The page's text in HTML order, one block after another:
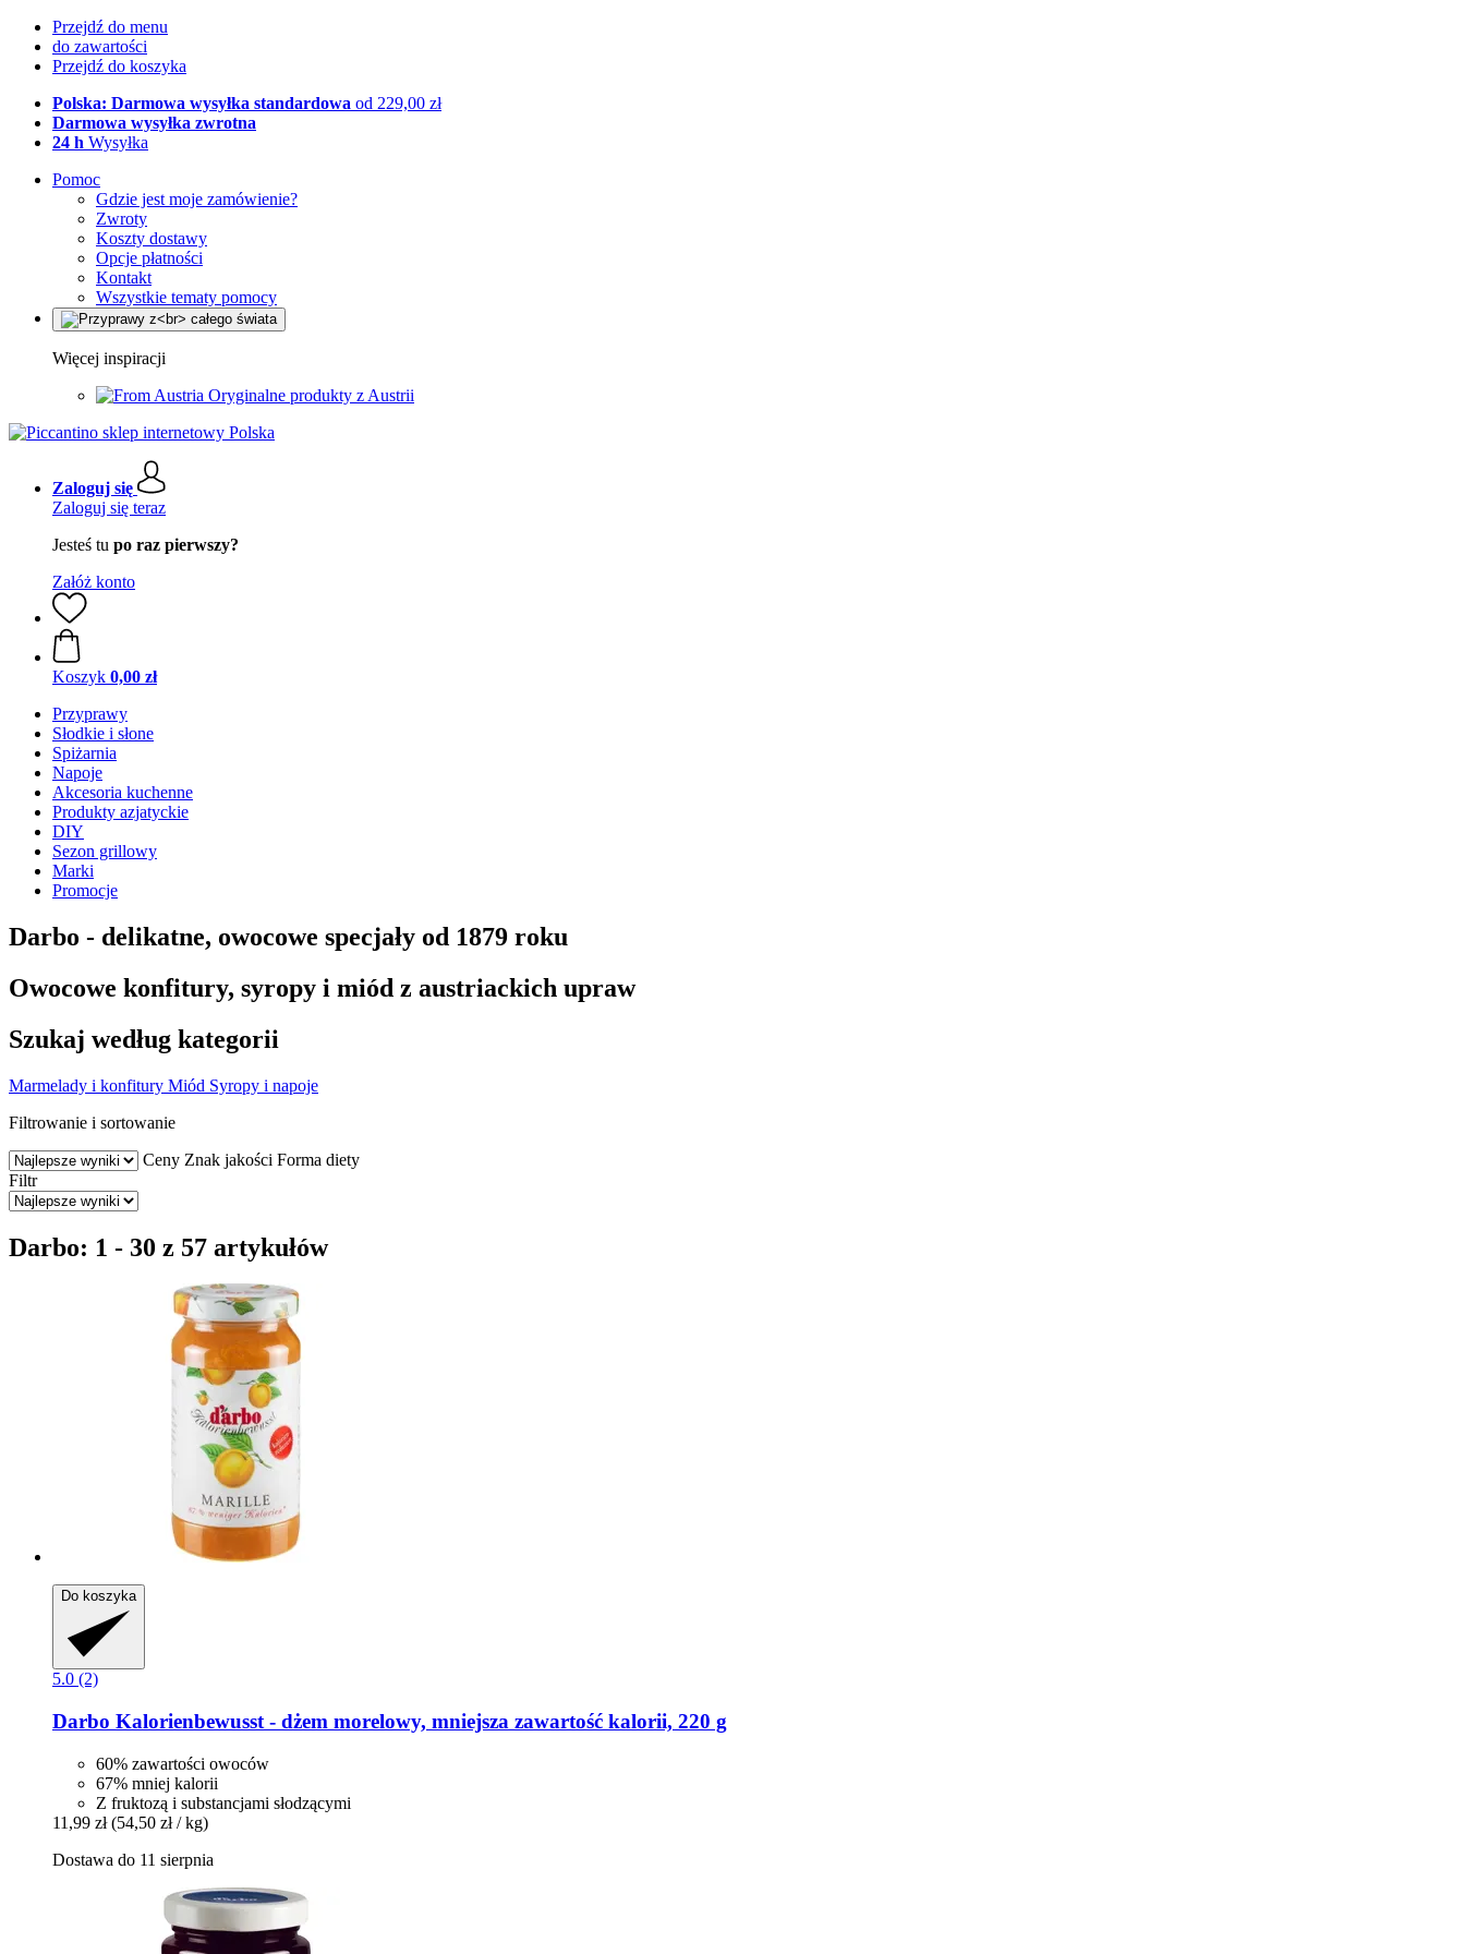
Przejdź do menu
do zawartości
Przejdź do koszyka
Polska: Darmowa wysyłka standardowa od 229,00 zł
Darmowa wysyłka zwrotna
24 h Wysyłka
Pomoc
Gdzie jest moje zamówienie?
Zwroty
Koszty dostawy
Opcje płatności
Kontakt
Wszystkie tematy pomocy
Więcej inspiracji
Oryginalne produkty z Austrii
Zaloguj się
Zaloguj się teraz
Jesteś tu po raz pierwszy?
Załóż konto
Koszyk 0,00 zł
Przyprawy
Słodkie i słone
Spiżarnia
Napoje
Akcesoria kuchenne
Produkty azjatyckie
DIY
Sezon grillowy
Marki
Promocje
Darbo - delikatne, owocowe specjały od 1879 roku
Owocowe konfitury, syropy i miód z austriackich upraw
Szukaj według kategorii
Marmelady i konfitury Miód Syropy i napoje
Filtrowanie i sortowanie
Ceny Znak jakości Forma diety
Filtr
Darbo: 1 - 30 z 57 artykułów
Do koszyka
5.0 (2)
Darbo Kalorienbewusst -​ dżem morelowy, mniejsza zawartość kalorii, 220 g
60% zawartości owoców
67% mniej kalorii
Z fruktozą i substancjami słodzącymi
11,99 zł (54,50 zł / kg)
Dostawa do 11 sierpnia